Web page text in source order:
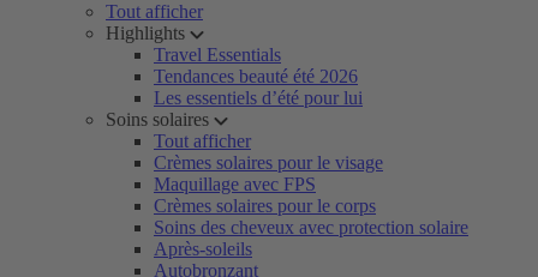
Tout afficher
Highlights
Travel Essentials
Tendances beauté été 2026
Les essentiels d’été pour lui
Soins solaires
Tout afficher
Crèmes solaires pour le visage
Maquillage avec FPS
Crèmes solaires pour le corps
Soins des cheveux avec protection solaire
Après-soleils
Autobronzant